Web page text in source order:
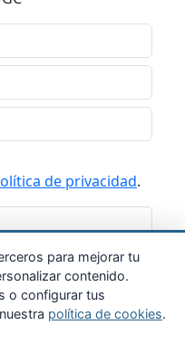
de privacidad.
para mejorar tu
contenido.
o configurar tus
política de cookies.